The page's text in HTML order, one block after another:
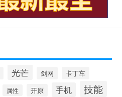
光芒 剑网
卡丁车
属性 开原 手机
技能